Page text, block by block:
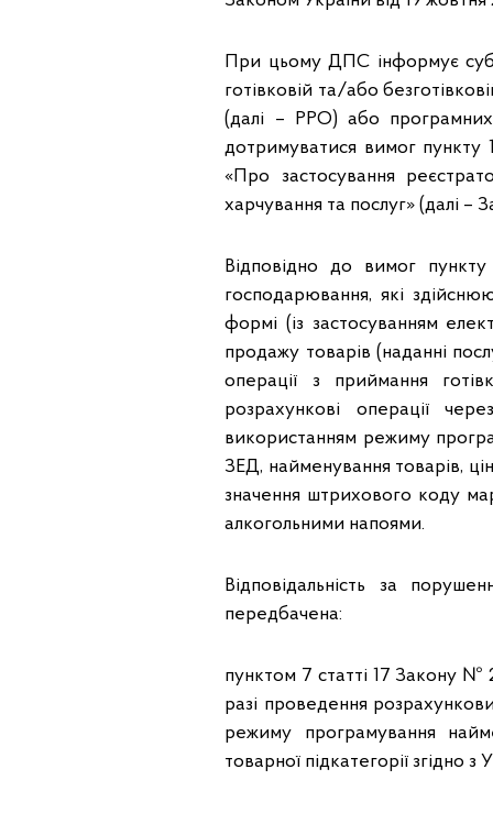
При цьому ДПС інформує
готівковій та/або
(далі – РРО) або
дотримуватися вимог пункту
«Про застосування
харчування та послуг» (далі –
Відповідно до вимог
господарювання, які
формі (із застосуванням
продажу товарів (наданні
операції з приймання
розрахункові операції
використанням режиму
ЗЕД, найменування товарів,
значення штрихового коду
алкогольними напоями.
Відповідальність за
передбачена:
пунктом 7 статті 17 Закону №
разі проведення
режиму програмування
товарної підкатегорії згідно